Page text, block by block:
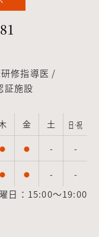
修指導医 /
証施設
金 土
日·祝
● ● - -
● ● - -
日：15:00～19:00